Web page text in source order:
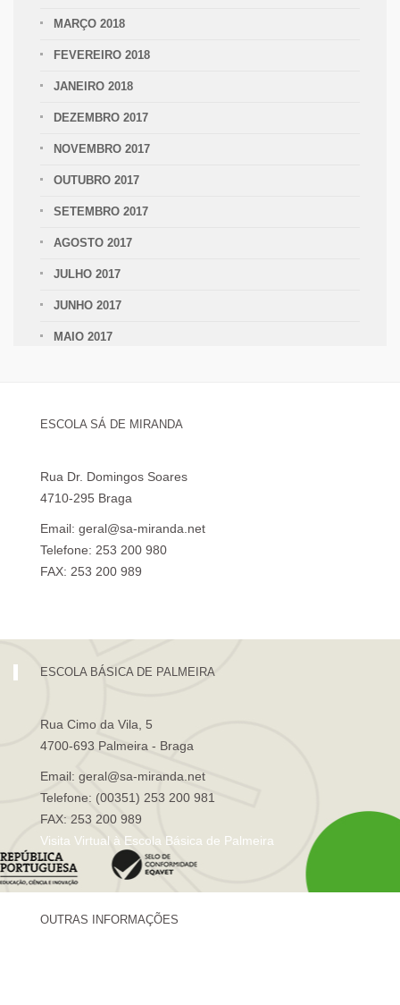
MARÇO 2018
FEVEREIRO 2018
JANEIRO 2018
DEZEMBRO 2017
NOVEMBRO 2017
OUTUBRO 2017
SETEMBRO 2017
AGOSTO 2017
JULHO 2017
JUNHO 2017
MAIO 2017
ESCOLA SÁ DE MIRANDA
Rua Dr. Domingos Soares
4710-295 Braga
Email: geral@sa-miranda.net
Telefone: 253 200 980
FAX: 253 200 989
ESCOLA BÁSICA DE PALMEIRA
Rua Cimo da Vila, 5
4700-693 Palmeira - Braga
Email: geral@sa-miranda.net
Telefone: (00351) 253 200 981
FAX: 253 200 989
Visita Virtual à Escola Básica de Palmeira
OUTRAS INFORMAÇÕES